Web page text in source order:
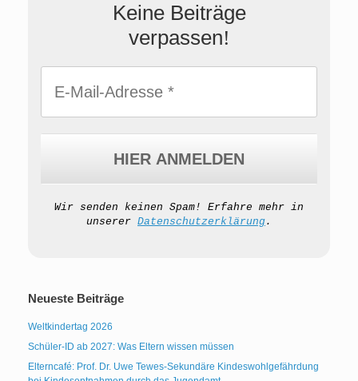
Keine Beiträge
verpassen!
Wir senden keinen Spam! Erfahre mehr in
unserer Datenschutzerklärung.
Neueste Beiträge
Weltkindertag 2026
Schüler-ID ab 2027: Was Eltern wissen müssen
Elterncafé: Prof. Dr. Uwe Tewes-Sekundäre Kindeswohlgefährdung